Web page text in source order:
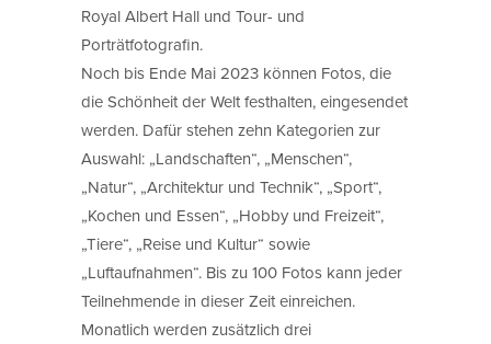
Royal Albert Hall und Tour- und
Porträtfotografin.
Noch bis Ende Mai 2023 können Fotos, die
die Schönheit der Welt festhalten, eingesendet
werden. Dafür stehen zehn Kategorien zur
Auswahl: „Landschaften“, „Menschen“,
„Natur“, „Architektur und Technik“, „Sport“,
„Kochen und Essen“, „Hobby und Freizeit“,
„Tiere“, „Reise und Kultur“ sowie
„Luftaufnahmen“. Bis zu 100 Fotos kann jeder
Teilnehmende in dieser Zeit einreichen.
Monatlich werden zusätzlich drei